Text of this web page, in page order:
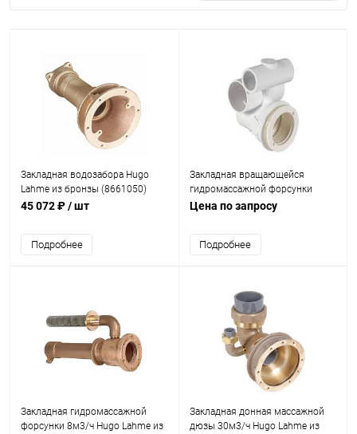
Закладная водозабора Hugo
Lahme из бронзы (8661050)
45 072 ₽/ шт
Подробнее
Закладная вращающейся
гидромассажной форсунки
Gemas 50-32мм 2,7м3/ч (1510-
Цена по запросу
Подробнее
Закладная гидромассажной
форсунки 8м3/ч Hugo Lahme из
Закладная донная массажной
дюзы 30м3/ч Hugo Lahme из